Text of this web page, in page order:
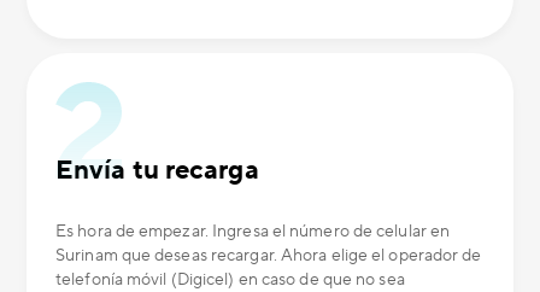
Envía tu recarga
Es hora de empezar. Ingresa el número de celular en
Surinam que deseas recargar. Ahora elige el operador de
telefonía móvil (Digicel) en caso de que no sea